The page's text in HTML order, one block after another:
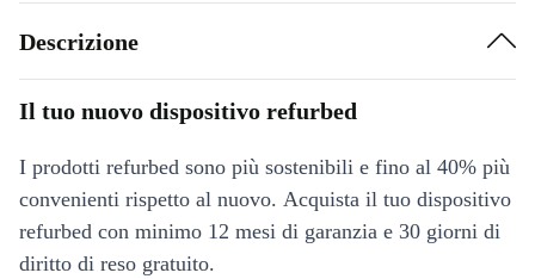
Descrizione
Il tuo nuovo dispositivo refurbed
I prodotti refurbed sono più sostenibili e fino al 40% più
convenienti rispetto al nuovo. Acquista il tuo dispositivo
refurbed con minimo 12 mesi di garanzia e 30 giorni di
diritto di reso gratuito.